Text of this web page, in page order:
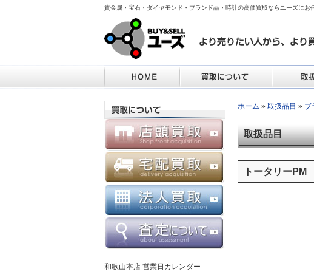
貴金属・宝石・ダイヤモンド・ブランド品・時計の高価買取ならユーズにお
ホーム » 取扱品目 » ブ
取扱品目
トータリーPM
和歌山本店 営業日カレンダー